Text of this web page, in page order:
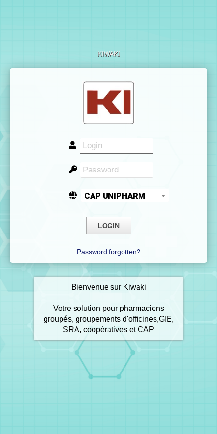
KIWAKI
CAP UNIPHARM
Password forgotten?
Bienvenue sur Kiwaki
Votre solution pour pharmaciens
groupés, groupements d'officines,GIE,
SRA, coopératives et CAP